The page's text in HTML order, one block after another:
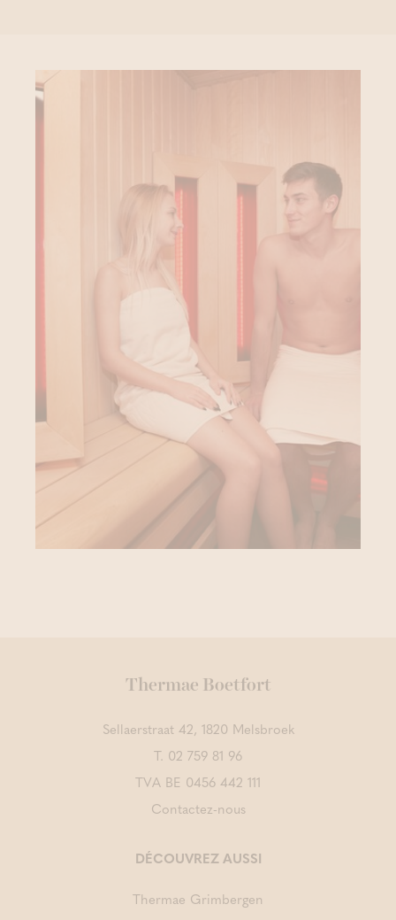
Thermae Boetfort
Sellaerstraat 42, 1820 Melsbroek
T. 02 759 81 96
TVA BE 0456 442 111
Contactez-nous
DÉCOUVREZ AUSSI
Thermae Grimbergen